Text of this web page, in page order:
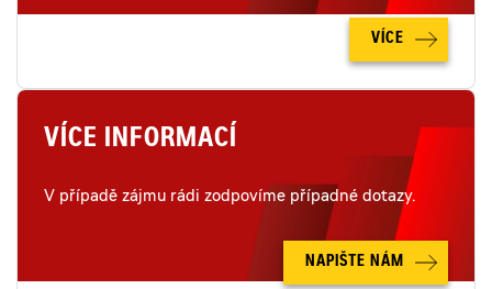
VÍCE
VÍCE INFORMACÍ
V případě zájmu rádi zodpovíme případné dotazy.
NAPIŠTE NÁM